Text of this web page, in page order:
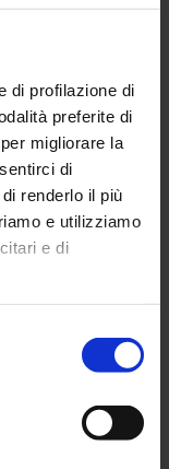
di profilazione di
preferite di
migliorare la
di
renderlo il più
e utilizziamo
e di